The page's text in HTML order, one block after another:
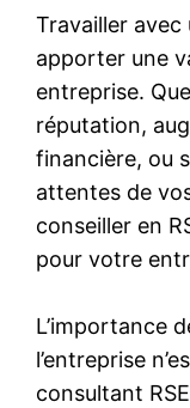
Travailler avec
apporter une
entreprise.
réputation,
financière, ou
attentes de
conseiller en
pour votre
L’importance
l’entreprise
consultant